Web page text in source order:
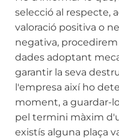
selecció al respecte,
valoració positiva o
negativa,
dades adoptant
garantir la seva
l'empresa així ho
moment, a guardar-
pel termini màxim
existís alguna plaça